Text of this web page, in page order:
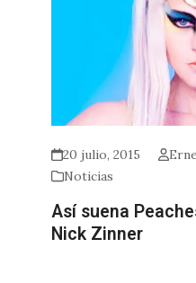
20 julio, 2015
Noticias
Así suena
Nick Zinner